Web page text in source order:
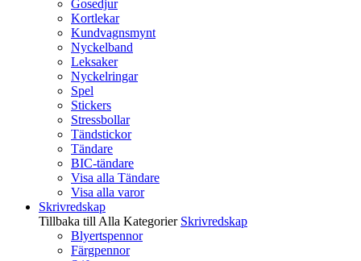
Gosedjur
Kortlekar
Kundvagnsmynt
Nyckelband
Leksaker
Nyckelringar
Spel
Stickers
Stressbollar
Tändstickor
Tändare
BIC-tändare
Visa alla Tändare
Visa alla varor
Skrivredskap
Tillbaka till Alla Kategorier Skrivredskap
Blyertspennor
Färgpennor